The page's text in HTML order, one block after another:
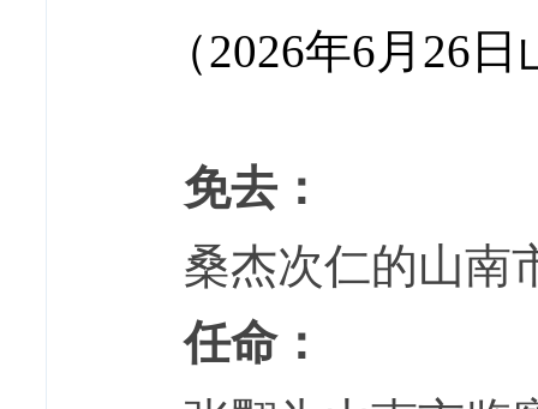
（2026年6月26
免去：
桑杰次仁的山南
任命：